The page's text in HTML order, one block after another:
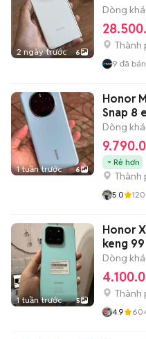
2 ngày trước 6
Dòng
Thành
9 đã bán
1 tuần trước 6
Honor
Snap 8
Dòng
Rẻ hơn
Thành
5.0
1 tuần trước 5
Honor
keng 99
Dòng
Thành
4.9